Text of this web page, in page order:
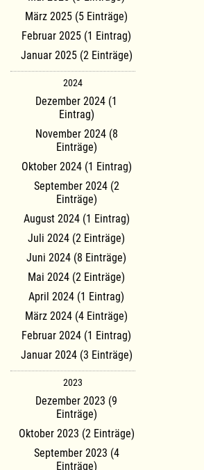
März 2025 (5 Einträge)
Februar 2025 (1 Eintrag)
Januar 2025 (2 Einträge)
2024
Dezember 2024 (1
Eintrag)
November 2024 (8
Einträge)
Oktober 2024 (1 Eintrag)
September 2024 (2
Einträge)
August 2024 (1 Eintrag)
Juli 2024 (2 Einträge)
Juni 2024 (8 Einträge)
Mai 2024 (2 Einträge)
April 2024 (1 Eintrag)
März 2024 (4 Einträge)
Februar 2024 (1 Eintrag)
Januar 2024 (3 Einträge)
2023
Dezember 2023 (9
Einträge)
Oktober 2023 (2 Einträge)
September 2023 (4
Einträge)